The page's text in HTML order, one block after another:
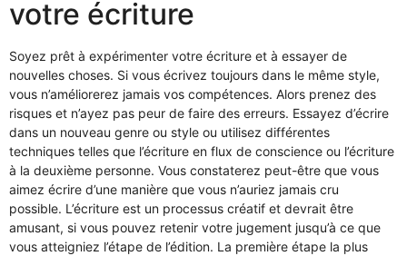
votre écriture
Soyez prêt à expérimenter votre écriture et à essayer de
nouvelles choses. Si vous écrivez toujours dans le même style,
vous n’améliorerez jamais vos compétences. Alors prenez des
risques et n’ayez pas peur de faire des erreurs. Essayez d’écrire
dans un nouveau genre ou style ou utilisez différentes
techniques telles que l’écriture en flux de conscience ou l’écriture
à la deuxième personne. Vous constaterez peut-être que vous
aimez écrire d’une manière que vous n’auriez jamais cru
possible. L’écriture est un processus créatif et devrait être
amusant, si vous pouvez retenir votre jugement jusqu’à ce que
vous atteigniez l’étape de l’édition. La première étape la plus